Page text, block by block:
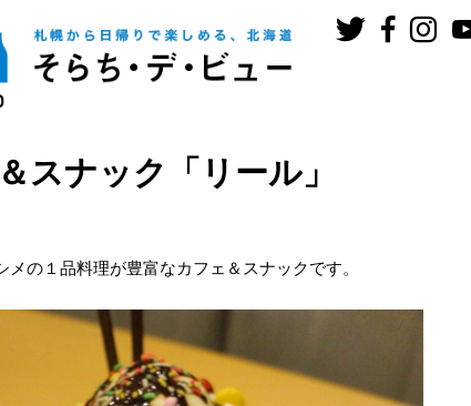
スナック「リール」
メの１品料理が豊富なカフェ＆スナックです。